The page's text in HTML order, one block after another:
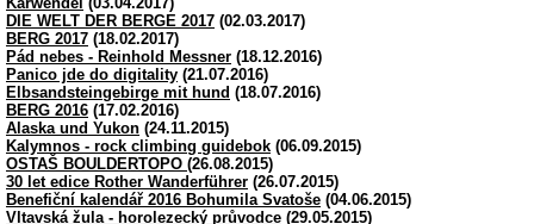
DIE WELT DER BERGE 2017 (02.03.2017)
BERG 2017 (18.02.2017)
Pád nebes - Reinhold Messner (18.12.2016)
Panico jde do digitality (21.07.2016)
Elbsandsteingebirge mit hund (18.07.2016)
BERG 2016 (17.02.2016)
Alaska und Yukon (24.11.2015)
Kalymnos - rock climbing guidebok (06.09.2015)
OSTAŠ BOULDERTOPO (26.08.2015)
30 let edice Rother Wanderführer (26.07.2015)
Benefiční kalendář 2016 Bohumila Svatoše (04.06.2015)
Vltavská žula - horolezecký průvodce (29.05.2015)